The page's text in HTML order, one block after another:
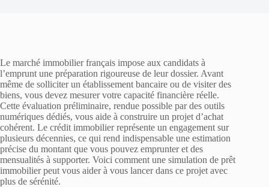
Le marché immobilier français impose aux candidats à
l’emprunt une préparation rigoureuse de leur dossier. Avant
même de solliciter un établissement bancaire ou de visiter des
biens, vous devez mesurer votre capacité financière réelle.
Cette évaluation préliminaire, rendue possible par des outils
numériques dédiés, vous aide à construire un projet d’achat
cohérent. Le crédit immobilier représente un engagement sur
plusieurs décennies, ce qui rend indispensable une estimation
précise du montant que vous pouvez emprunter et des
mensualités à supporter. Voici comment une simulation de prêt
immobilier peut vous aider à vous lancer dans ce projet avec
plus de sérénité.